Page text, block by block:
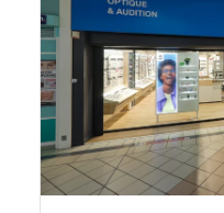
-
Cc
Auchan
-
Krys